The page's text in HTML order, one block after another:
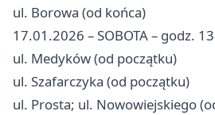
ul. Borowa (od końca)
17.01.2026 – SOBOTA – godz.
ul. Medyków (od początku)
ul. Szafarczyka (od początku)
ul. Prosta; ul. Nowowiejskiego